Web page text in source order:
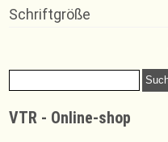
Schriftgröße
Suchen
nach:
VTR - Online-shop